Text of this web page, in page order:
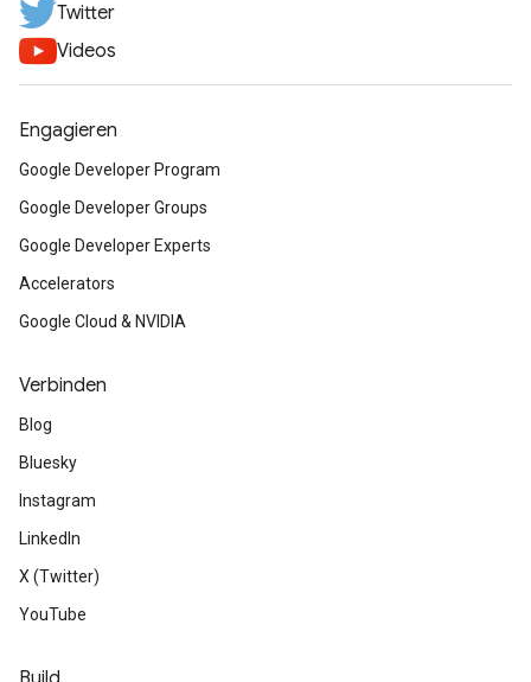
Twitter
Videos
Engagieren
Google Developer Program
Google Developer Groups
Google Developer Experts
Accelerators
Google Cloud & NVIDIA
Verbinden
Blog
Bluesky
Instagram
LinkedIn
X (Twitter)
YouTube